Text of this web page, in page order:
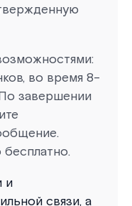
во время 8-
завершении
и
связи, а